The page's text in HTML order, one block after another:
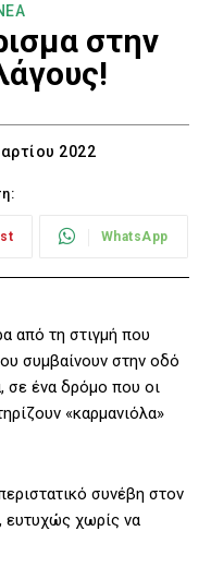
στην
2022
WhatsApp
από τη στιγμή που
συμβαίνουν στην οδό
σε ένα δρόμο που οι
«καρμανιόλα»
συνέβη στον
ευτυχώς χωρίς να